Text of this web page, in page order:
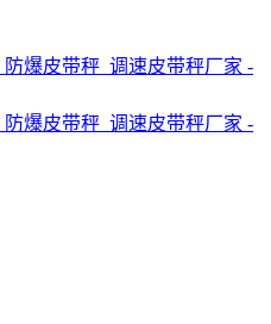
防爆皮带秤_调速皮带秤厂家 -
防爆皮带秤_调速皮带秤厂家 -